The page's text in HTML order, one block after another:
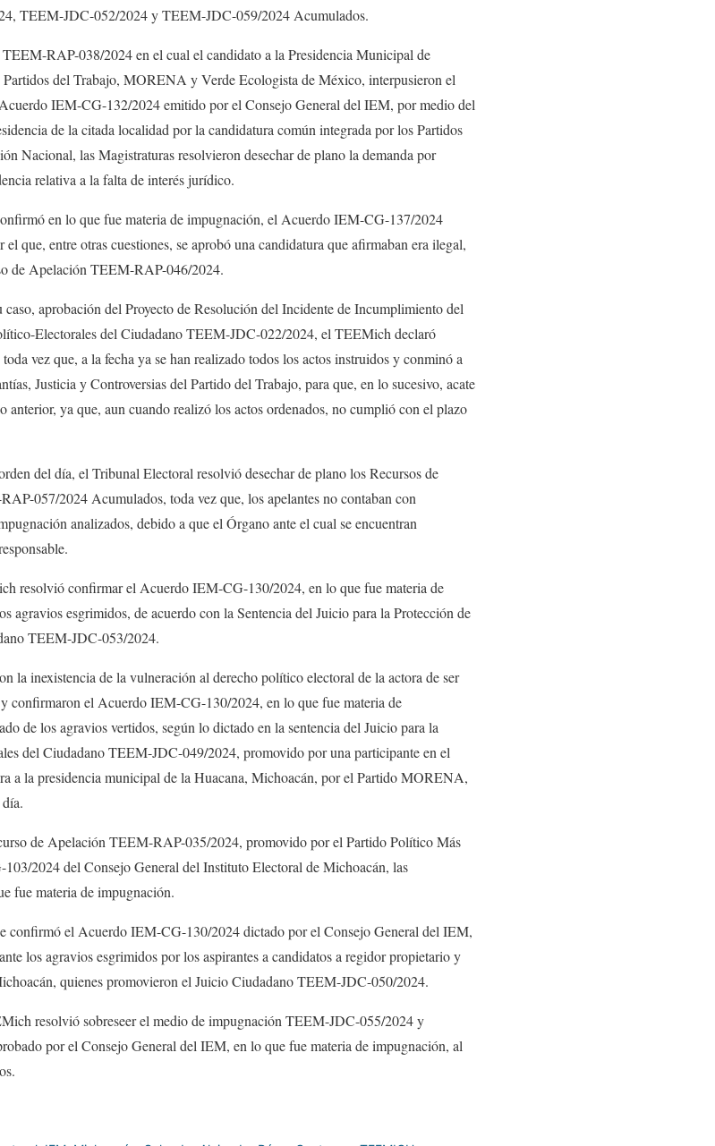
TEEM-JDC-052/2024 y TEEM-JDC-059/2024 Acumulados.
RAP-038/2024 en el cual el candidato a la Presidencia Municipal de
del Trabajo, MORENA y Verde Ecologista de México, interpusieron el
IEM-CG-132/2024 emitido por el Consejo General del IEM, por medio del
de la citada localidad por la candidatura común integrada por los Partidos
Nacional, las Magistraturas resolvieron desechar de plano la demanda por
relativa a la falta de interés jurídico.
en lo que fue materia de impugnación, el Acuerdo IEM-CG-137/2024
que, entre otras cuestiones, se aprobó una candidatura que afirmaban era ilegal,
de Apelación TEEM-RAP-046/2024.
aprobación del Proyecto de Resolución del Incidente de Incumplimiento del
Electorales del Ciudadano TEEM-JDC-022/2024, el TEEMich declaró
vez que, a la fecha ya se han realizado todos los actos instruidos y conminó a
Justicia y Controversias del Partido del Trabajo, para que, en lo sucesivo, acate
anterior, ya que, aun cuando realizó los actos ordenados, no cumplió con el plazo
del día, el Tribunal Electoral resolvió desechar de plano los Recursos de
057/2024 Acumulados, toda vez que, los apelantes no contaban con
analizados, debido a que el Órgano ante el cual se encuentran
resolvió confirmar el Acuerdo IEM-CG-130/2024, en lo que fue materia de
agravios esgrimidos, de acuerdo con la Sentencia del Juicio para la Protección de
TEEM-JDC-053/2024.
la inexistencia de la vulneración al derecho político electoral de la actora de ser
confirmaron el Acuerdo IEM-CG-130/2024, en lo que fue materia de
de los agravios vertidos, según lo dictado en la sentencia del Juicio para la
del Ciudadano TEEM-JDC-049/2024, promovido por una participante en el
a la presidencia municipal de la Huacana, Michoacán, por el Partido MORENA,
de Apelación TEEM-RAP-035/2024, promovido por el Partido Político Más
2024 del Consejo General del Instituto Electoral de Michoacán, las
fue materia de impugnación.
confirmó el Acuerdo IEM-CG-130/2024 dictado por el Consejo General del IEM,
los agravios esgrimidos por los aspirantes a candidatos a regidor propietario y
quienes promovieron el Juicio Ciudadano TEEM-JDC-050/2024.
resolvió sobreseer el medio de impugnación TEEM-JDC-055/2024 y
por el Consejo General del IEM, en lo que fue materia de impugnación, al